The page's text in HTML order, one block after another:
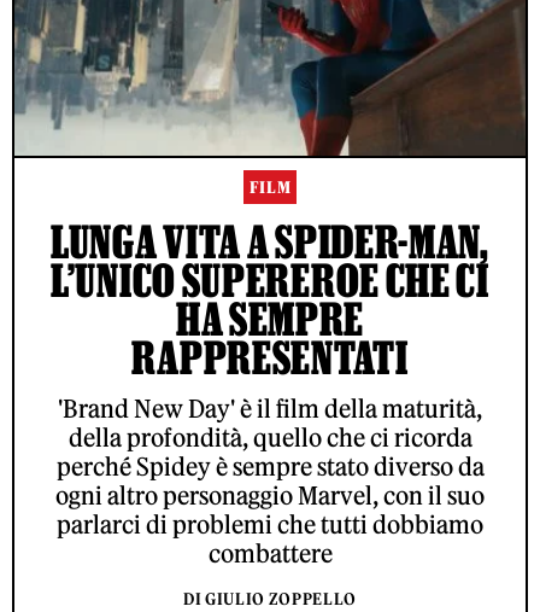
FILM
LUNGA VITA A SPIDER-MAN,
L’UNICO SUPEREROE CHE CI
HA SEMPRE
RAPPRESENTATI
'Brand New Day' è il film della maturità,
della profondità, quello che ci ricorda
perché Spidey è sempre stato diverso da
ogni altro personaggio Marvel, con il suo
parlarci di problemi che tutti dobbiamo
combattere
DI GIULIO ZOPPELLO